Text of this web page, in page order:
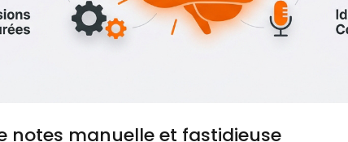
notes manuelle et fastidieuse